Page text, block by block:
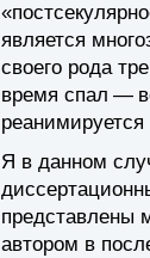
является
своего рода
время спал —
Я в данном
представлены
автором в